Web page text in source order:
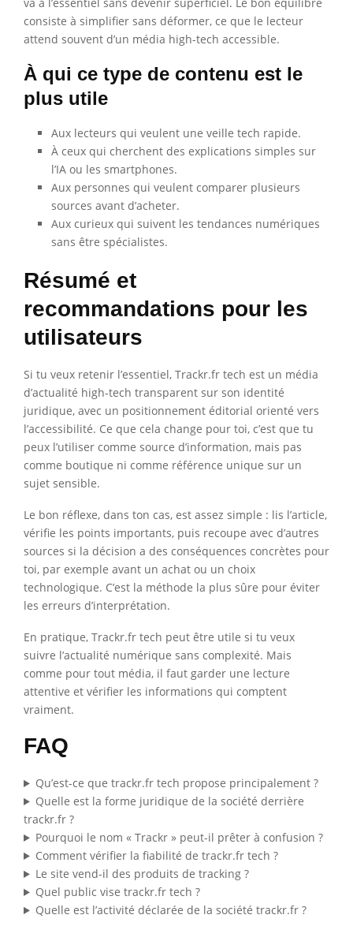
consiste à simplifier sans déformer, ce que le lecteur
attend souvent d’un média high-tech accessible.
À qui ce type de contenu est le
plus utile
Aux lecteurs qui veulent une veille tech rapide.
À ceux qui cherchent des explications simples sur
l’IA ou les smartphones.
Aux personnes qui veulent comparer plusieurs
sources avant d’acheter.
Aux curieux qui suivent les tendances numériques
sans être spécialistes.
Résumé et
recommandations pour les
utilisateurs
Si tu veux retenir l’essentiel, Trackr.fr tech est un média
d’actualité high-tech transparent sur son identité
juridique, avec un positionnement éditorial orienté vers
l’accessibilité. Ce que cela change pour toi, c’est que tu
peux l’utiliser comme source d’information, mais pas
comme boutique ni comme référence unique sur un
sujet sensible.
Le bon réflexe, dans ton cas, est assez simple : lis l’article,
vérifie les points importants, puis recoupe avec d’autres
sources si la décision a des conséquences concrètes pour
toi, par exemple avant un achat ou un choix
technologique. C’est la méthode la plus sûre pour éviter
les erreurs d’interprétation.
En pratique, Trackr.fr tech peut être utile si tu veux
suivre l’actualité numérique sans complexité. Mais
comme pour tout média, il faut garder une lecture
attentive et vérifier les informations qui comptent
vraiment.
FAQ
Qu’est-ce que trackr.fr tech propose principalement ?
Quelle est la forme juridique de la société derrière
trackr.fr ?
Pourquoi le nom « Trackr » peut-il prêter à confusion ?
Comment vérifier la fiabilité de trackr.fr tech ?
Le site vend-il des produits de tracking ?
Quel public vise trackr.fr tech ?
Quelle est l’activité déclarée de la société trackr.fr ?